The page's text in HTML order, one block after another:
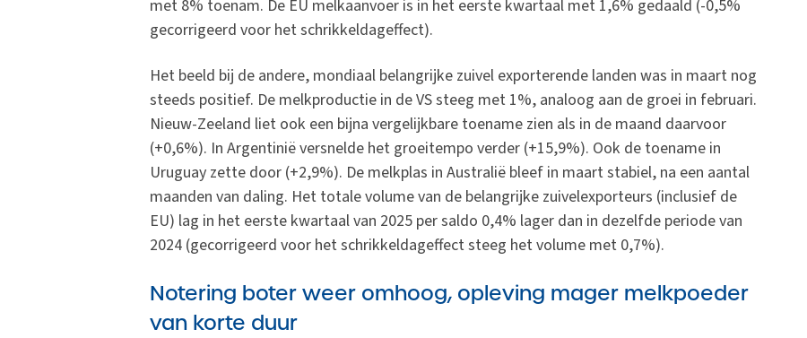
met 8% toenam. De EU melkaanvoer is in het eerste kwartaal met 1,6% gedaald (-0,5%
gecorrigeerd voor het schrikkeldageffect).
Het beeld bij de andere, mondiaal belangrijke zuivel exporterende landen was in maart nog
steeds positief. De melkproductie in de VS steeg met 1%, analoog aan de groei in februari.
Nieuw-Zeeland liet ook een bijna vergelijkbare toename zien als in de maand daarvoor
(+0,6%). In Argentinië versnelde het groeitempo verder (+15,9%). Ook de toename in
Uruguay zette door (+2,9%). De melkplas in Australië bleef in maart stabiel, na een aantal
maanden van daling. Het totale volume van de belangrijke zuivelexporteurs (inclusief de
EU) lag in het eerste kwartaal van 2025 per saldo 0,4% lager dan in dezelfde periode van
2024 (gecorrigeerd voor het schrikkeldageffect steeg het volume met 0,7%).
Notering boter weer omhoog, opleving mager melkpoeder
van korte duur